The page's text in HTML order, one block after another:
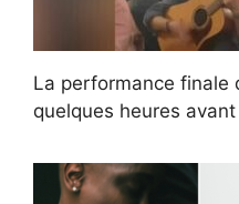
La performance finale
quelques heures